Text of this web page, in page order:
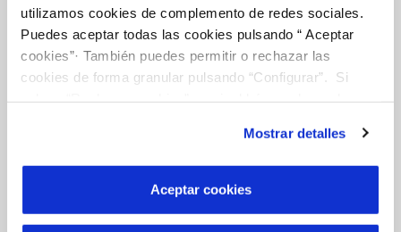
utilizamos cookies de complemento de redes sociales.
Puedes aceptar todas las cookies pulsando “ Aceptar
cookies”· También puedes permitir o rechazar las
cookies de forma granular pulsando “Configurar”. Si
son indispensables para que el sitio web funcione y que
por tanto no se pueden desactivar. Puedes consultar
más información en nuestraPolítica de Cookies
Mostrar detalles
Aceptar cookies
NUESTRO PAPEL EN EL CICLO URBANO
CALIDAD
CUIDADOS DEL AGUA
RED URBANA DE RIEGO